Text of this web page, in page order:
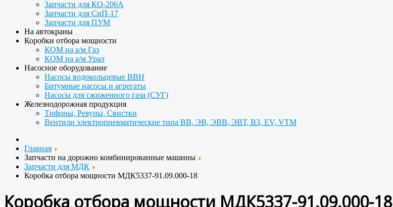
Запчасти для КО-206А
Запчасти для СнП-17
Запчасти для ПУМ
На автокраны
Коробки отбора мощности
КОМ на а/м Газ
КОМ на а/м Урал
Насосное оборудование
Насосы водокольцевые ВВН
Битумные насосы и агрегаты
Насосы для сжиженного газа (СУГ)
Железнодорожная продукция
Тифоны, Ревуны, Свистки
Вентили электропневматические типа ВВ, ЭВ, ЭВВ, ЭВТ, ВЗ, EV, VTM
Главная
Запчасти на дорожно комбинированные машины
Запчасти для МДК
Коробка отбора мощности МДК5337-91.09.000-18
Коробка отбора мощности МДК5337-91.09.000-18